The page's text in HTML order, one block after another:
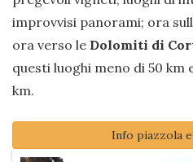
improvvisi panorami; ora
ora verso le Dolomiti di
questi luoghi meno di 50 km
km.
Info piazzola